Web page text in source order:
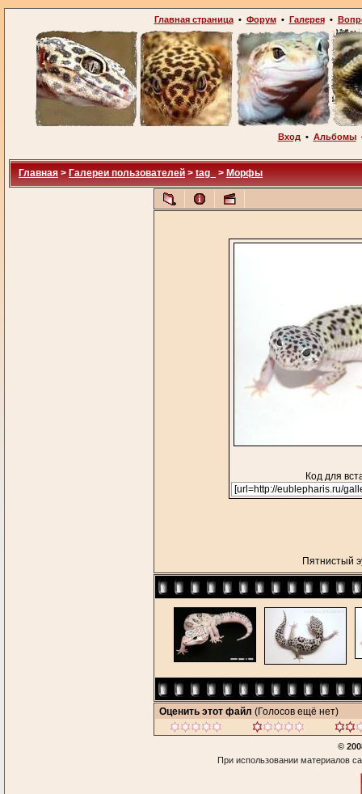
Главная страница• Форум• Галерея•
Вход • Альбомы
Главная > Галереи пользователей > tag_ > Морфы
Код для
Пятнистый
Оценить этот файл (Голосов ещё нет)
©
При использовании материалов